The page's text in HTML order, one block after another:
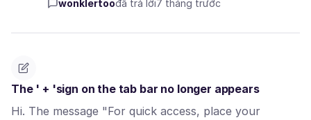
wonklertoođã trả lời7 tháng trước
The ' + 'sign on the tab bar no longer appears
Hi. The message "For quick access, place your